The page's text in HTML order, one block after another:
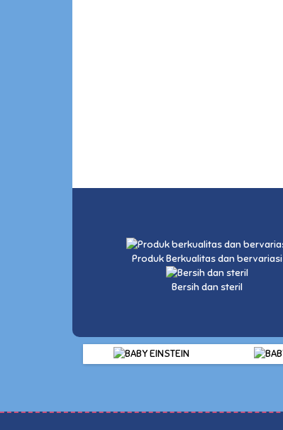
Produk Berkualitas dan bervariasi
Bersih dan steril